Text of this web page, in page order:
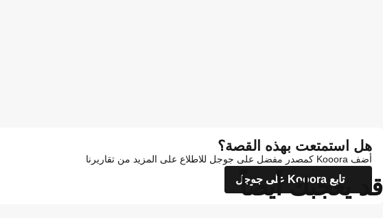
هل استمتعت بهذه القصة؟
أضف Kooora كمصدر مفضل على جوجل للاطلاع على المزيد من تقاريرنا
تابع Kooora على جوجل
قد يعجبك أيضاً